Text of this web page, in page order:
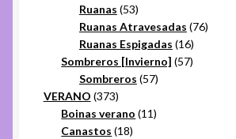
Ruanas 5353
productos
Ruanas Atravesadas 7676
Ruanas Espigadas 1616
productos
Sombreros [Invierno] 5757
Sombreros 5757
VERANO 373373
productos
Boinas verano 1111
Canastos 1818